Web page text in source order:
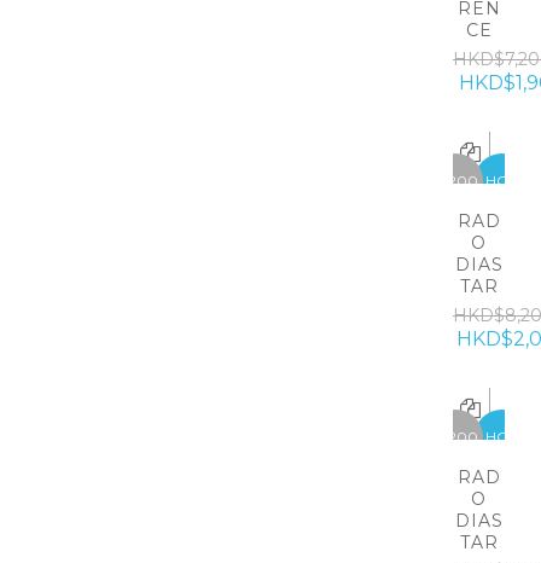
REN
CE
HOT
-6200
RAD
O
DIAS
TAR
HOT
-6200
RAD
O
DIAS
TAR